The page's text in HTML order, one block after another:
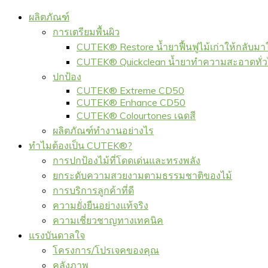
ผลิตภัณฑ์
การเตรียมพื้นผิว
CUTEK® Restore น้ำยาฟื้นฟูไม้เก่าให้กลับม
CUTEK® Quickclean น้ำยาทำความสะอาดทั่
ปกป้อง
CUTEK® Extreme CD50
CUTEK® Enhance CD50
CUTEK® Colourtones เฉดสี
ผลิตภัณฑ์ทำงานอย่างไร
ทำไมต้องเป็น CUTEK®?
การปกป้องไม้ที่โดดเด่นและทรงพลัง
ยกระดับความสวยงามตามธรรมชาติของไม้
การบริการลูกค้าที่ดี
ความยั่งยืนอย่างแท้จริง
ความเชี่ยวชาญทางเทคนิค
แรงบันดาลใจ
โครงการ/โปรเจคของคุณ
คลังภาพ